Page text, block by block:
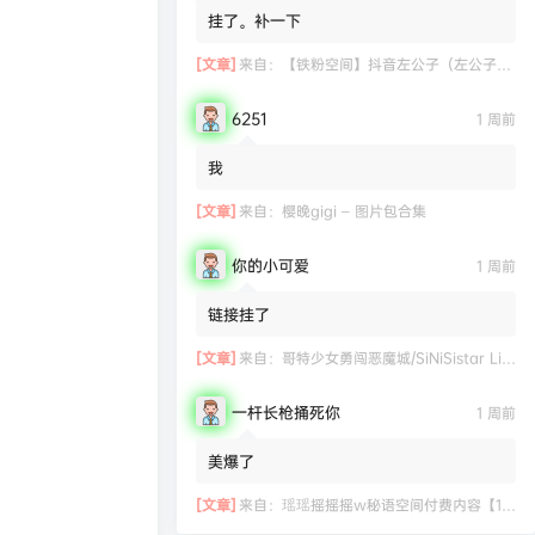
挂了。补一下
[文章] 来自： 【铁粉空间】抖音左公子（左公子666）合集【2063P 181V】
6251 1 周前
我
[文章] 来自： 樱晚gigi – 图片包合集
你的小可爱 1 周前
链接挂了
[文章] 来自： 哥特少女勇闯恶魔城/SiNiSistar Lite Version（Build.7793201+DLC+通关档）
一杆长枪捅死你 1 周前
美爆了
[文章] 来自： 瑶瑶摇摇摇w秘语空间付费内容【11.06】